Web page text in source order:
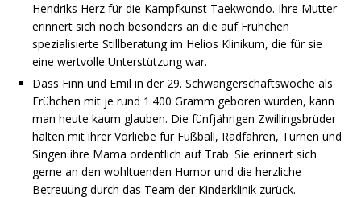
Hendriks Herz für die Kampfkunst Taekwondo. Ihre Mutter
erinnert sich noch besonders an die auf Frühchen
spezialisierte Stillberatung im Helios Klinikum, die für sie
eine wertvolle Unterstützung war.
Dass Finn und Emil in der 29. Schwangerschaftswoche als
Frühchen mit je rund 1.400 Gramm geboren wurden, kann
man heute kaum glauben. Die fünfjährigen Zwillingsbrüder
halten mit ihrer Vorliebe für Fußball, Radfahren, Turnen und
Singen ihre Mama ordentlich auf Trab. Sie erinnert sich
gerne an den wohltuenden Humor und die herzliche
Betreuung durch das Team der Kinderklinik zurück.